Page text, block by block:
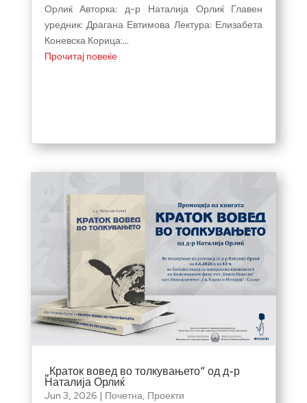
Орлиќ Авторка: д-р Наталија Орлиќ Главен
уредник: Драгана Евтимова Лектура: Елизабета
Коневска Корица:...
Прочитај повеќе
„Краток вовед во толкувањето“ од д-р
Наталија Орлиќ
Jun 3, 2026 | Почетна, Проекти